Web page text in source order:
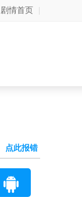
剧情首页
点此报错